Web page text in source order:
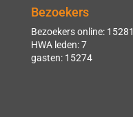
Bezoekers
Bezoekers online: 15281
HWA leden: 7
gasten: 15274